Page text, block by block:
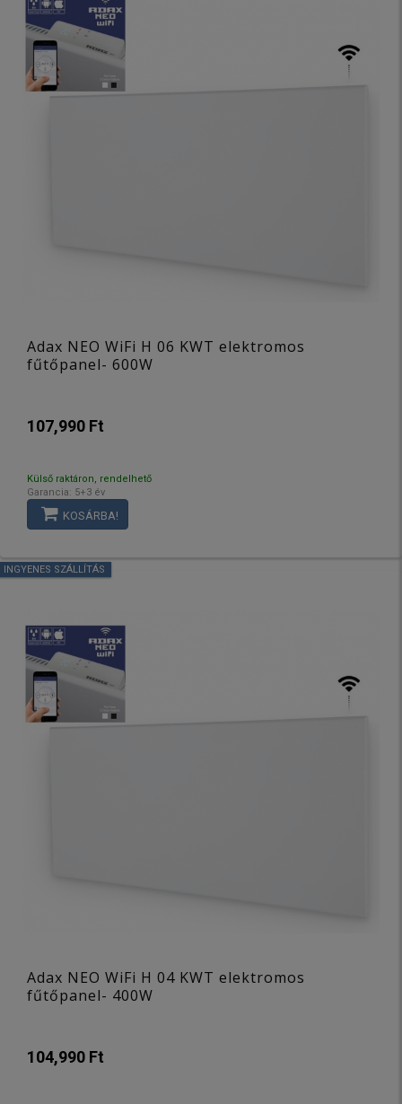
Adax NEO WiFi H 06 KWT elektromos
fűtőpanel- 600W
107,990 Ft
Külső raktáron, rendelhető
Garancia: 5+3 év
KOSÁRBA!
INGYENES SZÁLLÍTÁS
Adax NEO WiFi H 04 KWT elektromos
fűtőpanel- 400W
104,990 Ft